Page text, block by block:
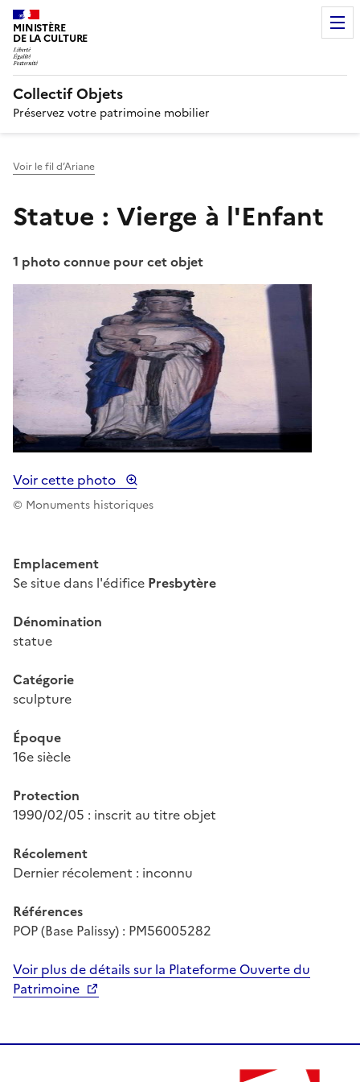
MINISTÈRE
DE LA CULTURE
Collectif Objets
Préservez votre patrimoine mobilier
Voir le fil d’Ariane
Statue : Vierge à l'Enfant
Emplacement
Se situe dans l'édifice Presbytère
Dénomination
statue
Catégorie
sculpture
Époque
16e siècle
Protection
1990/02/05 : inscrit au titre objet
Récolement
Dernier récolement : inconnu
Références
POP (Base Palissy) : PM56005282
Voir plus de détails sur la Plateforme Ouverte du
Patrimoine
1 photo connue pour cet objet
Voir cette photo
© Monuments historiques